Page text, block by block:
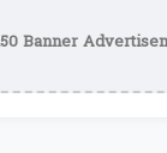
Banner